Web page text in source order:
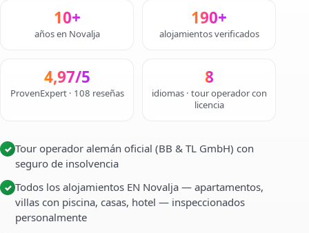
10+
años en Novalja
190+
alojamientos verificados
4,97/5
ProvenExpert · 108 reseñas
8
idiomas · tour operador con
licencia
✓ Tour operador alemán oficial (BB & TL GmbH) con
seguro de insolvencia
✓ Todos los alojamientos EN Novalja — apartamentos,
villas con piscina, casas, hotel — inspeccionados
personalmente